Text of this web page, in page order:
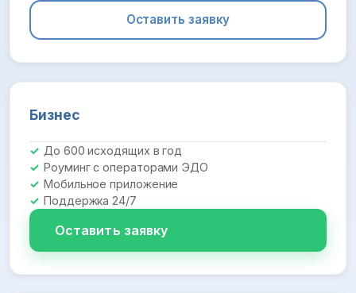
Оставить заявку
Бизнес
До 600 исходящих в год
Роуминг с операторами ЭДО
Мобильное приложение
Поддержка 24/7
Оставить заявку